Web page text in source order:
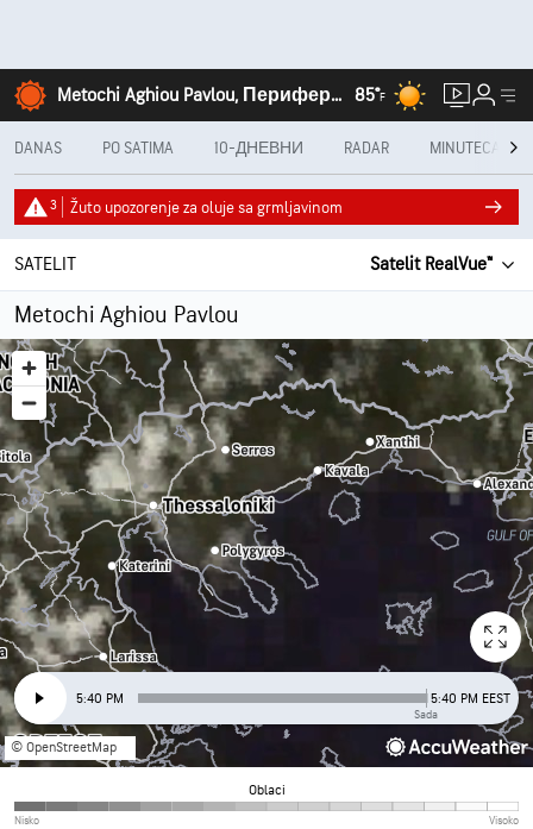
Metochi Aghiou Pavlou, Периферија Средишња Македонија 85°F
DANAS PO SATIMA 10-ДНЕВНИ RADAR MINUTECAST®
3 Žuto upozorenje za oluje sa grmljavinom
SATELIT Satelit RealVue™
Metochi Aghiou Pavlou
5:40 PM
Sada
5:40 PM EEST
© OpenStreetMap
Oblaci
Nisko Visoko